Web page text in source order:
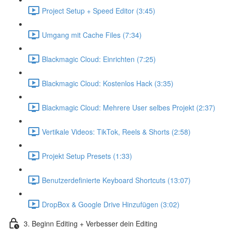
Project Setup + Speed Editor (3:45)
Umgang mit Cache Files (7:34)
Blackmagic Cloud: Einrichten (7:25)
Blackmagic Cloud: Kostenlos Hack (3:35)
Blackmagic Cloud: Mehrere User selbes Projekt (2:37)
Vertikale Videos: TikTok, Reels & Shorts (2:58)
Projekt Setup Presets (1:33)
Benutzerdefinierte Keyboard Shortcuts (13:07)
DropBox & Google Drive Hinzufügen (3:02)
3. Beginn Editing + Verbesser dein Editing